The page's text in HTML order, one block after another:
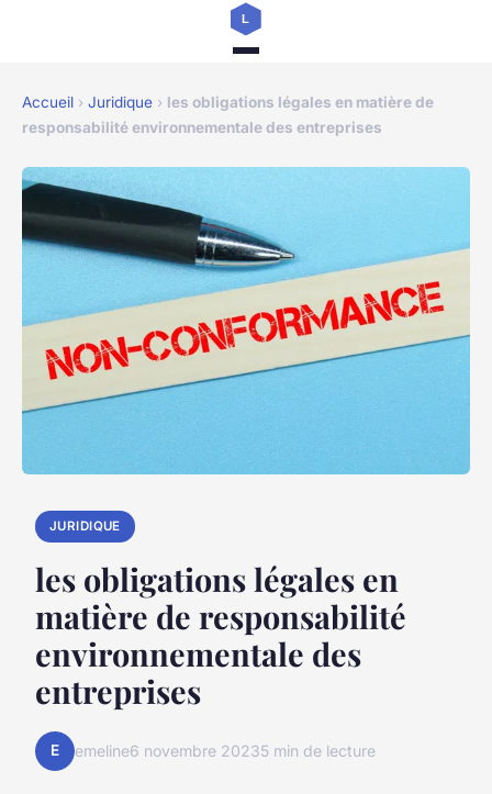
Accueil › Juridique › les obligations légales en matière de
responsabilité environnementale des entreprises
JURIDIQUE
les obligations légales en
matière de responsabilité
environnementale des
entreprises
E emeline6 novembre 20235 min de lecture